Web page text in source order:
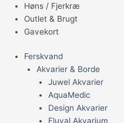
Høns / Fjerkræ
Outlet & Brugt
Gavekort
Ferskvand
Akvarier & Borde
Juwel Akvarier
AquaMedic
Design Akvarier
Fluval Akvarium